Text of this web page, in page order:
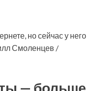
но сейчас у него
Смоленцев /
— больше